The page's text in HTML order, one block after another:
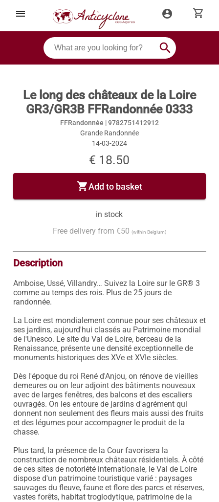
menu account_circle shopping_cart
search
Le long des châteaux de la Loire
GR3/GR3B FFRandonnée 0333
FFRandonnée |9782751412912
Grande Randonnée
14-03-2024
€ 18.50
shopping_cartAdd to basket
in stock
Free delivery from €50 (within Belgium)
Description
Amboise, Ussé, Villandry… Suivez la Loire sur le GR® 3
comme au temps des rois. Plus de 25 jours de
randonnée.
La Loire est mondialement connue pour ses châteaux et
ses jardins, aujourd'hui classés au Patrimoine mondial
de l'Unesco. Le site du Val de Loire, berceau de la
Renaissance, présente une densité exceptionnelle de
monuments historiques des XVe et XVIe siècles.
Dès l'époque du roi René d'Anjou, on rénove de vieilles
demeures ou on leur adjoint des bâtiments nouveaux
avec de larges fenêtres, des balcons et des escaliers
ouvragés. On les entoure de jardins d'agrément qui
donnent non seulement des fleurs mais aussi des fruits
et des légumes pour accompagner le produit de la
chasse.
Plus tard, la présence de la Cour favorisera la
construction de nombreux châteaux résidentiels. À côté
de ces sites de notoriété internationale, le Val de Loire
dispose d'un patrimoine touristique varié : paysages
sauvages du fleuve, faune et flore des parcs et réserves,
vastes forêts, habitat troglodytique, patrimoine de la